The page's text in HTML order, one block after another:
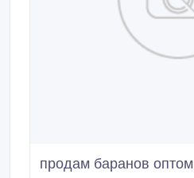
продам баранов оптом